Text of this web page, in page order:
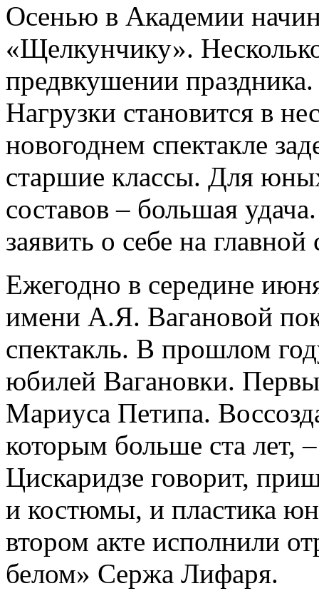
Осенью в Академии
«Щелкунчику».
предвкушении
Нагрузки становится в
новогоднем спектакле
старшие классы. Для
составов – большая
заявить о себе на
Ежегодно в середине
имени А.Я. Вагановой
спектакль. В прошлом
юбилей Вагановки.
Мариуса Петипа.
которым больше ста лет,
Цискаридзе говорит,
и костюмы, и пластика
втором акте исполнили
белом» Сержа Лифаря.